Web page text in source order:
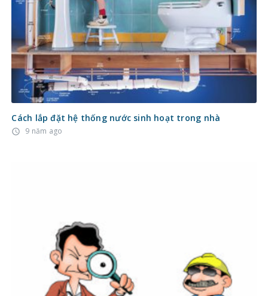
Cách lắp đặt hệ thống nước sinh hoạt trong nhà
access_time 9 năm ago